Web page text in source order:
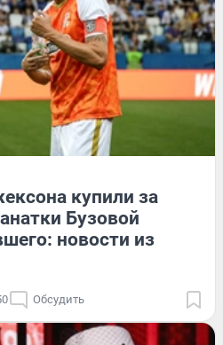
купили за
Бузовой
новости из
Обсудить